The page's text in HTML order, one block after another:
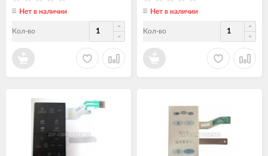
Нет в наличии
Кол-во
Нет в наличии
Кол-во